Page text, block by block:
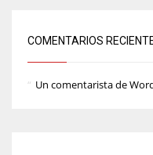
COMENTARIOS
Un comentarista de